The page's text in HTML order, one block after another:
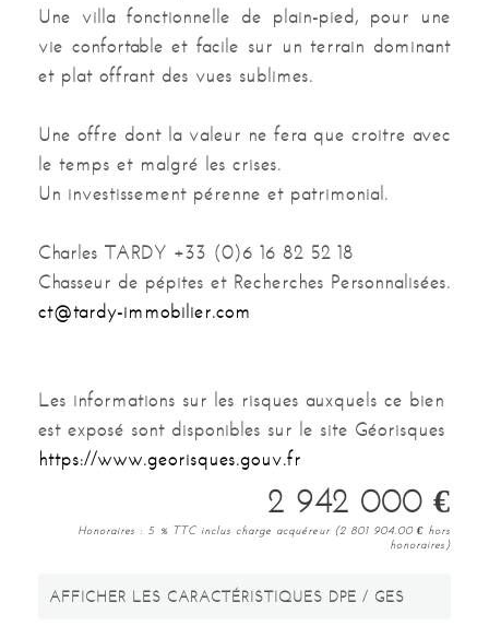
Surface garage 40 m²
Une villa fonctionnelle de plain-pied, pour une
vie confortable et facile sur un terrain dominant
et plat offrant des vues sublimes.
Une offre dont la valeur ne fera que croitre avec
le temps et malgré les crises.
Un investissement pérenne et patrimonial.
Charles TARDY +33 (0)6 16 82 52 18
Chasseur de pépites et Recherches Personnalisées.
ct@tardy-immobilier.com
Les informations sur les risques auxquels ce bien
est exposé sont disponibles sur le site Géorisques
https://www.georisques.gouv.fr
2 942 000 €
Honoraires : 5 % TTC inclus charge acquéreur (2 801 904.00 € hors
honoraires)
AFFICHER LES CARACTÉRISTIQUES DPE / GES